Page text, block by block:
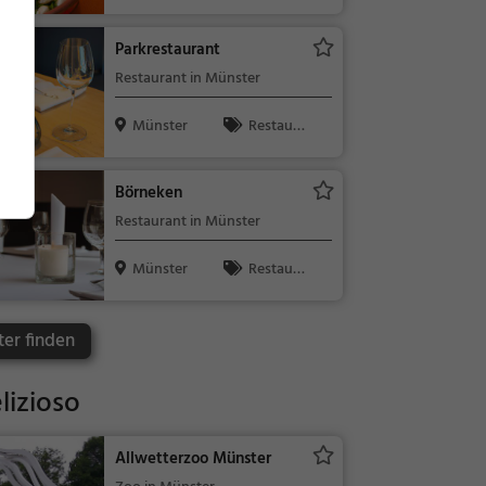
sen, Europäis
sen
Parkrestaurant
Restaurant in Münster
Münster
Restaura
Börneken
Restaurant in Münster
Münster
Restaura
finden
Allwetterzoo Münster